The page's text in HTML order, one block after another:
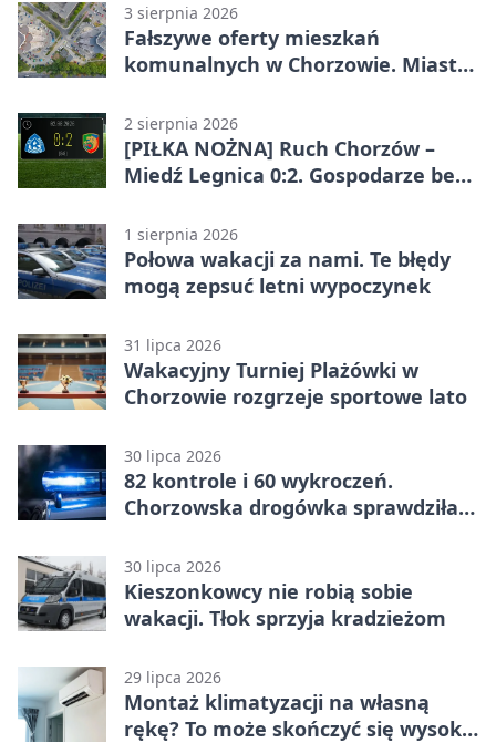
3 sierpnia 2026
Fałszywe oferty mieszkań
komunalnych w Chorzowie. Miasto
2 sierpnia 2026
[PIŁKA NOŻNA] Ruch Chorzów –
Miedź Legnica 0:2. Gospodarze bez
1 sierpnia 2026
Połowa wakacji za nami. Te błędy
mogą zepsuć letni wypoczynek
31 lipca 2026
Wakacyjny Turniej Plażówki w
Chorzowie rozgrzeje sportowe lato
30 lipca 2026
82 kontrole i 60 wykroczeń.
Chorzowska drogówka sprawdziła
30 lipca 2026
Kieszonkowcy nie robią sobie
wakacji. Tłok sprzyja kradzieżom
29 lipca 2026
Montaż klimatyzacji na własną
rękę? To może skończyć się wysoką